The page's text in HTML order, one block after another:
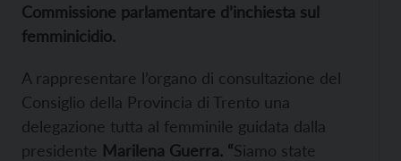
Commissione parlamentare d’inchiesta sul
femminicidio.
A rappresentare l’organo di consultazione del
Consiglio della Provincia di Trento una
delegazione tutta al femminile guidata dalla
presidente Marilena Guerra. “Siamo state